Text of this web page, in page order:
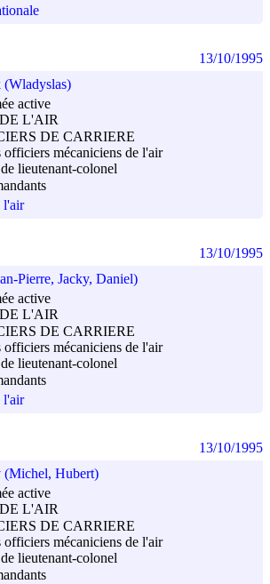
(Wladyslas)
active
L'AIR
DE CARRIERE
officiers mécaniciens de l'air
lieutenant-colonel
l'air
13/10/1995
Pierre, Jacky, Daniel)
active
L'AIR
DE CARRIERE
officiers mécaniciens de l'air
lieutenant-colonel
l'air
13/10/1995
(Michel, Hubert)
active
L'AIR
DE CARRIERE
officiers mécaniciens de l'air
lieutenant-colonel
13/10/1995